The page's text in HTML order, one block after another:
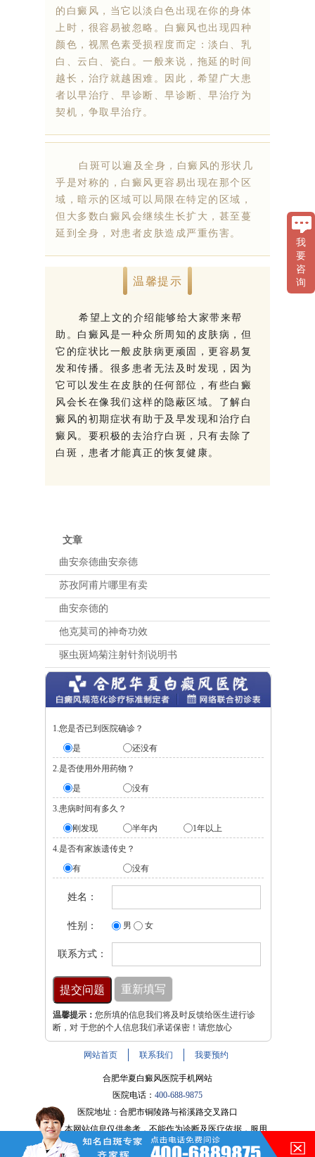
的白癜风，当它以淡白色出现在你的身体
上时，很容易被忽略。白癜风也出现四种
颜色，视黑色素受损程度而定：淡白、乳
白、云白、瓷白。一般来说，拖延的时间
越长，治疗就越困难。因此，希望广大患
者以早治疗、早诊断、早诊断、早治疗为
契机，争取早治疗。
白斑可以遍及全身，白癜风的形状几
乎是对称的，白癜风更容易出现在那个区
域，暗示的区域可以局限在特定的区域，
但大多数白癜风会继续生长扩大，甚至蔓
延到全身，对患者皮肤造成严重伤害。
温馨提示
希望上文的介绍能够给大家带来帮
助。白癜风是一种众所周知的皮肤病，但
它的症状比一般皮肤病更顽固，更容易复
发和传播。很多患者无法及时发现，因为
它可以发生在皮肤的任何部位，有些白癜
风会长在像我们这样的隐蔽区域。了解白
癜风的初期症状有助于及早发现和治疗白
癜风。要积极的去治疗白斑，只有去除了
白斑，患者才能真正的恢复健康。
文章
曲安奈德曲安奈德
苏孜阿甫片哪里有卖
曲安奈德的
他克莫司的神奇功效
驱虫斑鸠菊注射针剂说明书
1.您是否已到医院确诊？
是
还没有
2.是否使用外用药物？
是
没有
3.患病时间有多久？
刚发现
半年内 1年以上
4.是否有家族遗传史？
有
没有
姓名：
性别： 男 女
联系方式：
温馨提示： 您所填的信息我们将及时反馈给医生进行诊
断，对 于您的个人信息我们承诺保密！请您放心
网站首页 联系我们 我要预约
合肥华夏白癜风医院手机网站
医院电话： 400-688-9875
医院地址：合肥市铜陵路与裕溪路交叉路口
注：本网站信息仅供参考，不能作为诊断及医疗依据，服用
药物或进行治疗时请遵医嘱。如有转载或引用文章涉及版权
我
要
咨
询